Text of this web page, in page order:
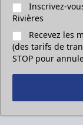
Inscrivez-
Rivières
Recevez les
(des tarifs de
STOP pour